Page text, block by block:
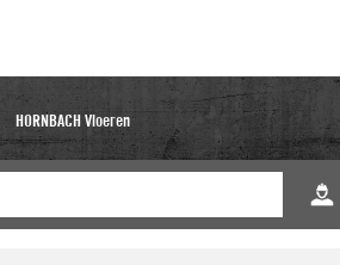
HORNBACH Vloeren